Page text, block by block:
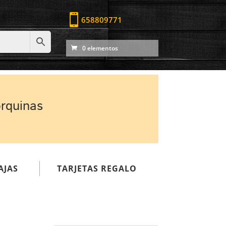
 658809771
0 elementos
TARJETAS REGALO